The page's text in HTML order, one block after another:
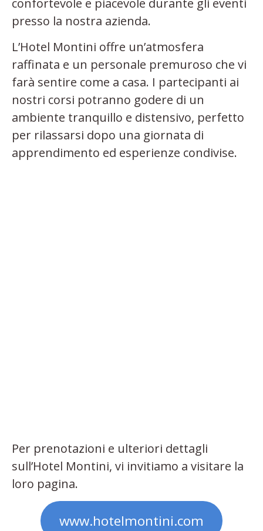
confortevole e piacevole durante gli eventi
presso la nostra azienda.
L’Hotel Montini offre un’atmosfera
raffinata e un personale premuroso che vi
farà sentire come a casa. I partecipanti ai
nostri corsi potranno godere di un
ambiente tranquillo e distensivo, perfetto
per rilassarsi dopo una giornata di
apprendimento ed esperienze condivise.
Per prenotazioni e ulteriori dettagli
sull’Hotel Montini, vi invitiamo a visitare la
loro pagina.
www.hotelmontini.com